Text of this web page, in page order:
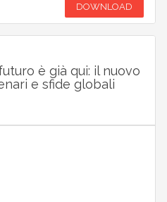
DOWNLOAD
è già qui: il nuovo
e sfide globali